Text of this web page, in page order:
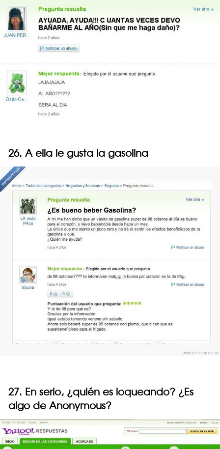
26. A ella le gusta la gasolina
27. En serio, ¿quién es loqueando? ¿Es
algo de Anonymous?